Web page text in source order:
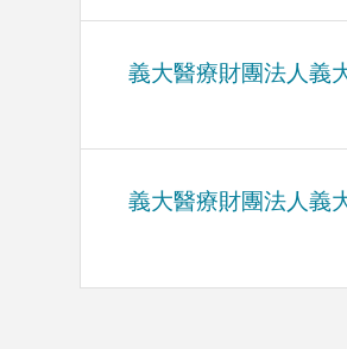
義大醫療財團法人義
義大醫療財團法人義